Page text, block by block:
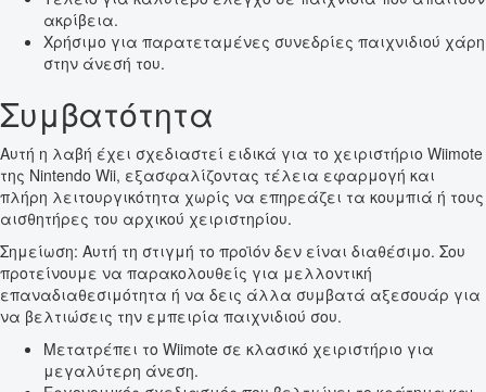
ακρίβεια.
Χρήσιμο για παρατεταμένες συνεδρίες παιχνιδιού χάρη
στην άνεσή του.
Συμβατότητα
Αυτή η λαβή έχει σχεδιαστεί ειδικά για το χειριστήριο Wiimote
της Nintendo Wii, εξασφαλίζοντας τέλεια εφαρμογή και
πλήρη λειτουργικότητα χωρίς να επηρεάζει τα κουμπιά ή τους
αισθητήρες του αρχικού χειριστηρίου.
Σημείωση: Αυτή τη στιγμή το προϊόν δεν είναι διαθέσιμο. Σου
προτείνουμε να παρακολουθείς για μελλοντική
επαναδιαθεσιμότητα ή να δεις άλλα συμβατά αξεσουάρ για
να βελτιώσεις την εμπειρία παιχνιδιού σου.
Μετατρέπει το Wiimote σε κλασικό χειριστήριο για
μεγαλύτερη άνεση.